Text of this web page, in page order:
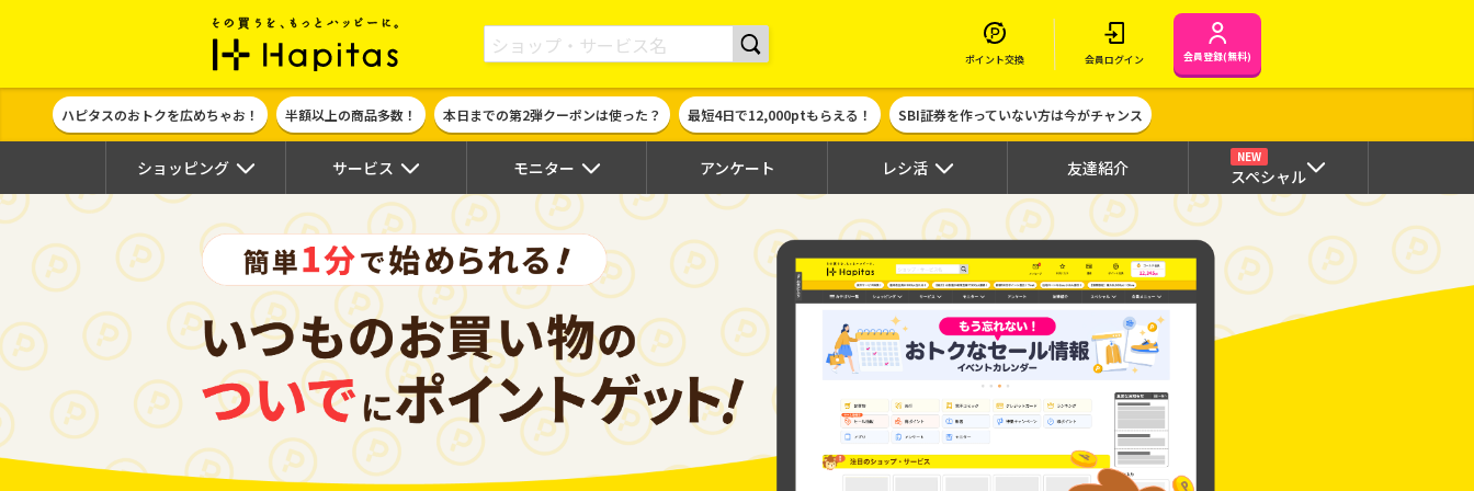
ポイント貯めて現金やギフト券に交換できるポイントサイト | ハピタス
ポイント交換 会員ログイン 会員登録(無料)
ハピタスのおトクを広めちゃお！ 半額以上の商品多数！ 本日までの第2弾クーポンは使った？ 最短4日で12,000ptもらえる！ SBI証券を作っていない方は今がチャンス
ショッピング サービス モニター アンケート レシ活 友達紹介
NEW
スペシャル